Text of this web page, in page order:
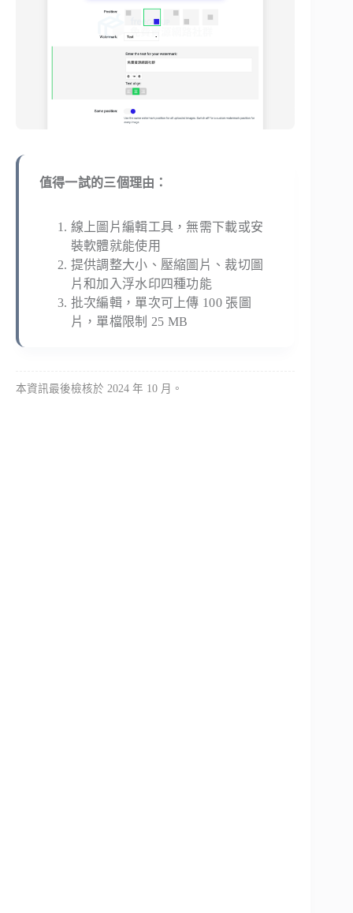
值得一試的三個理由：
線上圖片編輯工具，無需下載或安
裝軟體就能使用
提供調整大小、壓縮圖片、裁切圖
片和加入浮水印四種功能
批次編輯，單次可上傳 100 張圖
片，單檔限制 25 MB
本資訊最後檢核於 2024 年 10 月。